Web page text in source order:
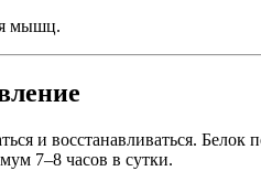
мышц.
и восстанавливаться.
7–8 часов в сутки.